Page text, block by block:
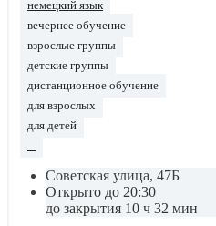
немецкий язык
вечернее обучение
взрослые группы
детские группы
дистанционное обучение
для взрослых
для детей
...
Советская улица, 47Б
Открыто до 20:30
до закрытия 10 ч 32 мин